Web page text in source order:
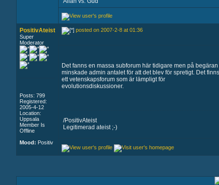
PositivAteist
Super
Moderator
Posts: 799
Registered:
2005-4-12
Location:
Uppsala
Member Is
Offline
Mood: Positiv
posted on 2007-2-8 at 01:36
Det fanns en massa subforum här tidigare men på begäran
minskade admin antalet för att det blev för spretigt. Det finns
ett vetenskapsforum som är lämpligt för
evolutionsdiskussioner.
/PositivAteist
Legitimerad ateist ;-)